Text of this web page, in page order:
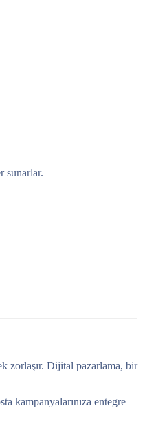
sunarlar.
zorlaşır. Dijital pazarlama, bir
kampanyalarınıza entegre